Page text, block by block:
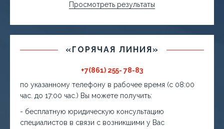
Просмотреть результаты
«ГОРЯЧАЯ ЛИНИЯ»
+7(861) 255- 78-83
по указанному телефону в рабочее время (с 08:00
час. до 17:00 час.) Вы можете получить:
- бесплатную юридическую консультацию
специалистов в связи с возникшими у Вас